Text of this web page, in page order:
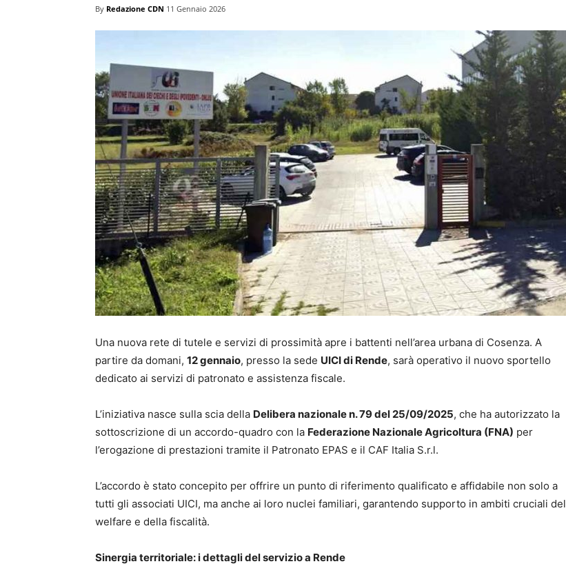
By Redazione CDN 11 Gennaio 2026
Una nuova rete di tutele e servizi di prossimità apre i battenti nell’area urbana di Cosenza. A
partire da domani, 12 gennaio, presso la sede UICI di Rende, sarà operativo il nuovo sportello
dedicato ai servizi di patronato e assistenza fiscale.
L’iniziativa nasce sulla scia della Delibera nazionale n. 79 del 25/09/2025, che ha autorizzato la
sottoscrizione di un accordo-quadro con la Federazione Nazionale Agricoltura (FNA) per
l’erogazione di prestazioni tramite il Patronato EPAS e il CAF Italia S.r.l.
L’accordo è stato concepito per offrire un punto di riferimento qualificato e affidabile non solo a
tutti gli associati UICI, ma anche ai loro nuclei familiari, garantendo supporto in ambiti cruciali del
welfare e della fiscalità.
Sinergia territoriale: i dettagli del servizio a Rende